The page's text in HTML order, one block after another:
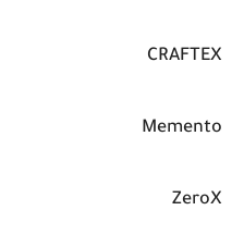
CRAFTEX
Memento
ZeroX